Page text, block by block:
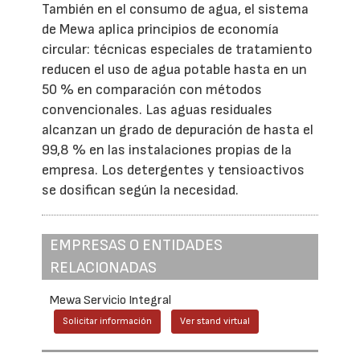
También en el consumo de agua, el sistema
de Mewa aplica principios de economía
circular: técnicas especiales de tratamiento
reducen el uso de agua potable hasta en un
50 % en comparación con métodos
convencionales. Las aguas residuales
alcanzan un grado de depuración de hasta el
99,8 % en las instalaciones propias de la
empresa. Los detergentes y tensioactivos
se dosifican según la necesidad.
EMPRESAS O ENTIDADES
RELACIONADAS
Mewa Servicio Integral
Solicitar información Ver stand virtual